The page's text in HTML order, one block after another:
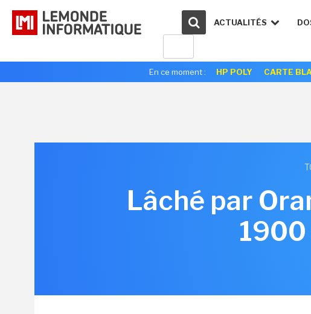
ACTUALITÉS
En ce moment : HP POLY CARTE
Lâché par